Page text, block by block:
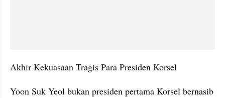
Akhir Kekuasaan Tragis Para Presiden Korsel
Yoon Suk Yeol bukan presiden pertama Korsel bernasib